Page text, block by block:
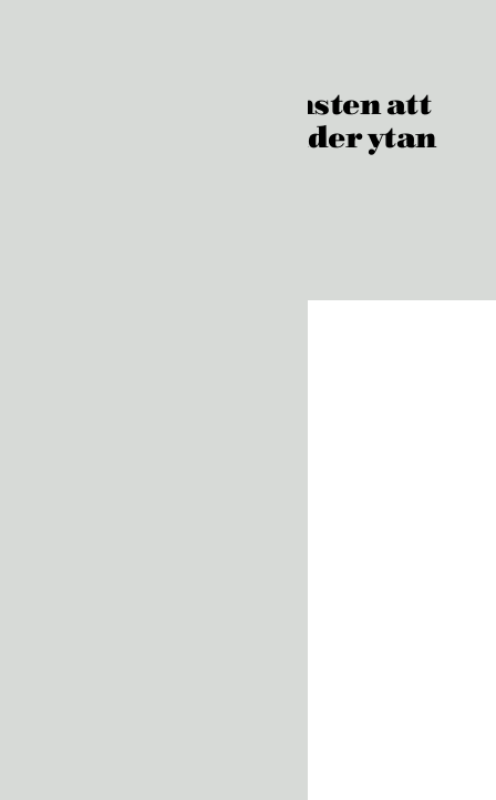
Den svenska konsten att
döstäda: Dolt under ytan